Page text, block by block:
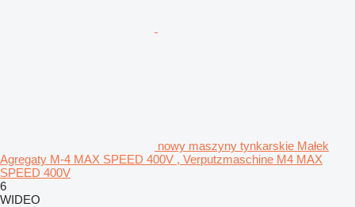
nowy maszyny tynkarskie Małek
Agregaty M-4 MAX SPEED 400V , Verputzmaschine M4 MAX
SPEED 400V
6
WIDEO